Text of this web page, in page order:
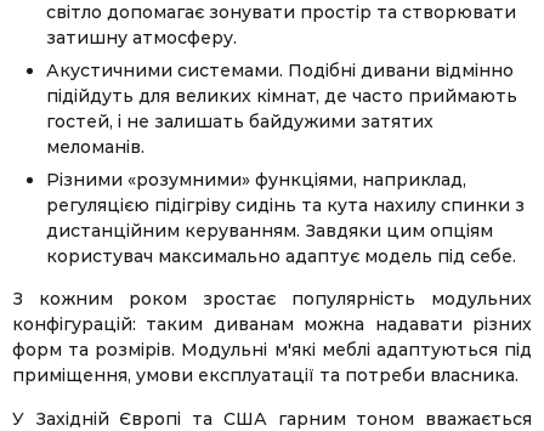
світло допомагає зонувати простір та створювати
затишну атмосферу.
Акустичними системами. Подібні дивани відмінно
підійдуть для великих кімнат, де часто приймають
гостей, і не залишать байдужими затятих
меломанів.
Різними «розумними» функціями, наприклад,
регуляцією підігріву сидінь та кута нахилу спинки з
дистанційним керуванням. Завдяки цим опціям
користувач максимально адаптує модель під себе.
З кожним роком зростає популярність модульних
конфігурацій: таким диванам можна надавати різних
форм та розмірів. Модульні м'які меблі адаптуються під
приміщення, умови експлуатації та потреби власника.
У Західній Європі та США гарним тоном вважається